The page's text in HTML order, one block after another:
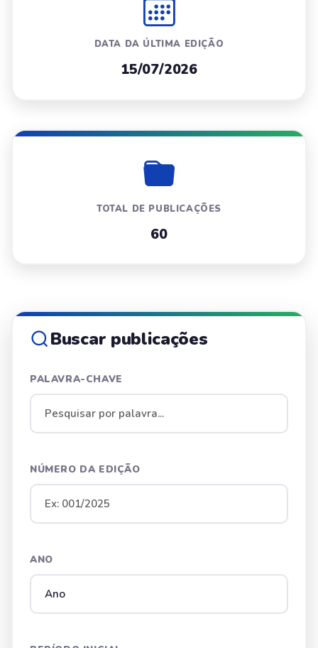
DATA DA ÚLTIMA EDIÇÃO
15/07/2026
TOTAL DE PUBLICAÇÕES
60
Buscar publicações
PALAVRA-CHAVE
NÚMERO DA EDIÇÃO
ANO